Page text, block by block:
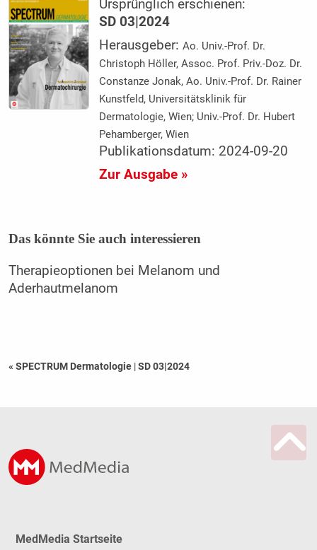
Ursprünglich erschienen:
SD 03|2024
Herausgeber:Ao. Univ.-Prof. Dr.
Christoph Höller, Assoc. Prof. Priv.-Doz. Dr.
Constanze Jonak, Ao. Univ.-Prof. Dr. Rainer
Kunstfeld, Universitätsklinik für
Dermatologie, Wien; Univ.-Prof. Dr. Hubert
Pehamberger, Wien
Publikationsdatum: 2024-09-20
Zur Ausgabe »
Das könnte Sie auch interessieren
Therapieoptionen bei Melanom und
Aderhautmelanom
« SPECTRUM Dermatologie |SD 03|2024
MedMedia Startseite